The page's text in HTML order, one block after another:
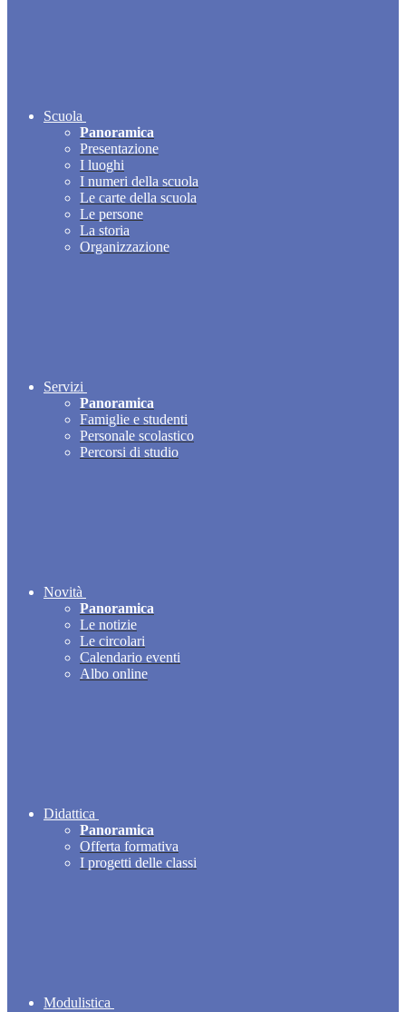
Scuola
Panoramica
Presentazione
I luoghi
I numeri della scuola
Le carte della scuola
Le persone
La storia
Organizzazione
Servizi
Panoramica
Famiglie e studenti
Personale scolastico
Percorsi di studio
Novità
Panoramica
Le notizie
Le circolari
Calendario eventi
Albo online
Didattica
Panoramica
Offerta formativa
I progetti delle classi
Modulistica